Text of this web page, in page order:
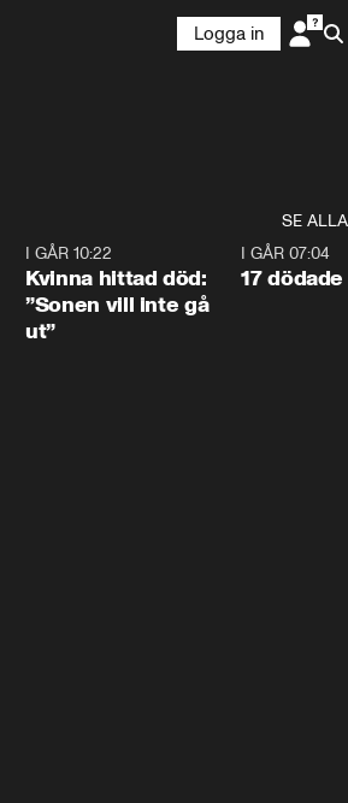
Logga in
SE ALLA
I GÅR 10:22
Kvinna hittad död:
”Sonen vill inte gå
ut”
I GÅR 07:04
17